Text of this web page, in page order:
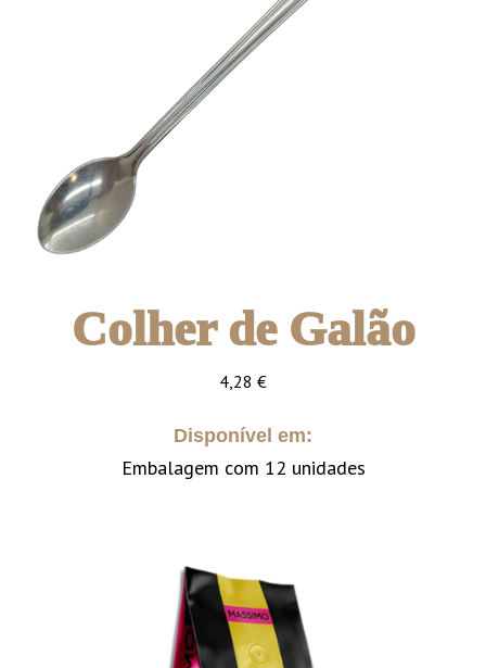
Colher de Galão
4,28 €
Disponível em:
Embalagem com 12 unidades